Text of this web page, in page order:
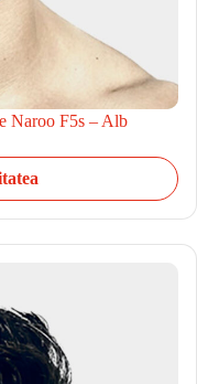
Naroo F5s – Alb